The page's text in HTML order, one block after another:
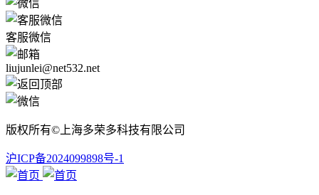
客服微信
liujunlei@net532.net
版权所有©上海多荣多科技有限公司
沪ICP备2024099898号-1